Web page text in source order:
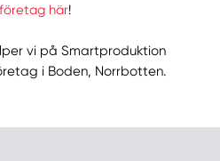
här!
vi på Smartproduktion
i Boden, Norrbotten.